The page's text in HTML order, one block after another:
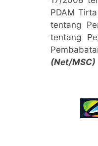
PDAM
tentang
tentang
(Net/MSC)